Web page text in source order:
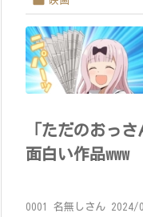
「ただのおっ
面白い作品www
0001 名無しさん